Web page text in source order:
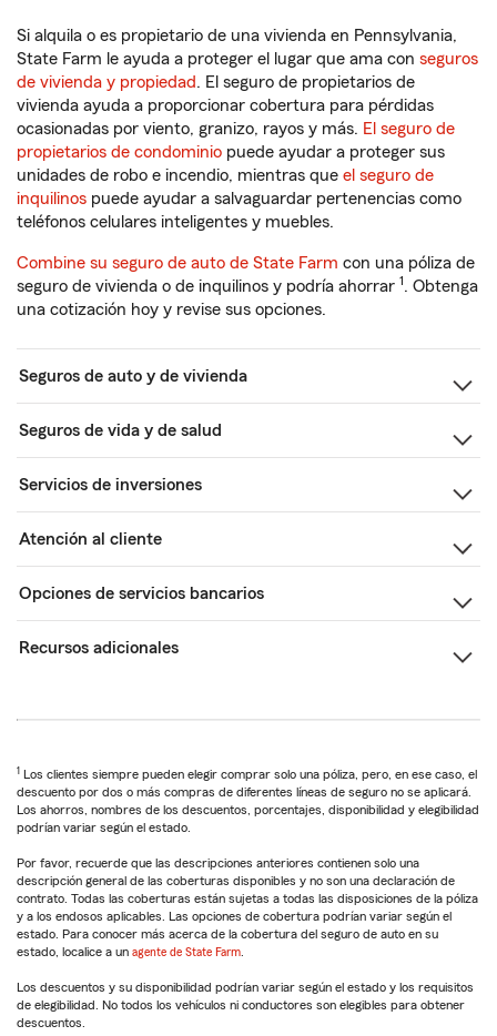
Si alquila o es propietario de una vivienda en Pennsylvania,
State Farm le ayuda a proteger el lugar que ama con seguros
de vivienda y propiedad. El seguro de propietarios de
vivienda ayuda a proporcionar cobertura para pérdidas
ocasionadas por viento, granizo, rayos y más. El seguro de
propietarios de condominio puede ayudar a proteger sus
unidades de robo e incendio, mientras que el seguro de
inquilinos puede ayudar a salvaguardar pertenencias como
teléfonos celulares inteligentes y muebles.
Combine su seguro de auto de State Farm con una póliza de
seguro de vivienda o de inquilinos y podría ahorrar 1. Obtenga
una cotización hoy y revise sus opciones.
Seguros de auto y de vivienda
Seguros de vida y de salud
Servicios de inversiones
Atención al cliente
Opciones de servicios bancarios
Recursos adicionales
1 Los clientes siempre pueden elegir comprar solo una póliza, pero, en ese caso, el
descuento por dos o más compras de diferentes líneas de seguro no se aplicará.
Los ahorros, nombres de los descuentos, porcentajes, disponibilidad y elegibilidad
podrían variar según el estado.
Por favor, recuerde que las descripciones anteriores contienen solo una
descripción general de las coberturas disponibles y no son una declaración de
contrato. Todas las coberturas están sujetas a todas las disposiciones de la póliza
y a los endosos aplicables. Las opciones de cobertura podrían variar según el
estado. Para conocer más acerca de la cobertura del seguro de auto en su
estado, localice a un agente de State Farm
Los descuentos y su disponibilidad podrían variar según el estado y los requisitos
de elegibilidad. No todos los vehículos ni conductores son elegibles para obtener
descuentos.